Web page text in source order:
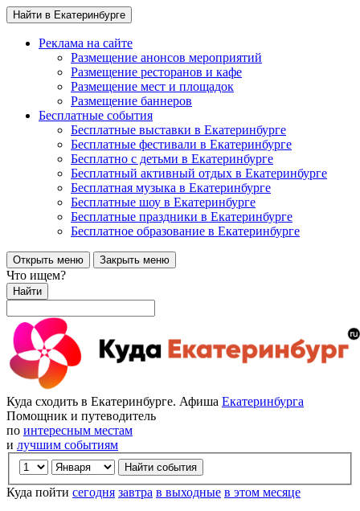
Найти в Екатеринбурге
Реклама на сайте
Размещение анонсов мероприятий
Размещение ресторанов и кафе
Размещение мест и площадок
Размещение баннеров
Бесплатные события
Бесплатные выставки в Екатеринбурге
Бесплатные фестивали в Екатеринбурге
Бесплатно с детьми в Екатеринбурге
Бесплатный активный отдых в Екатеринбурге
Бесплатная музыка в Екатеринбурге
Бесплатные шоу в Екатеринбурге
Бесплатные праздники в Екатеринбурге
Бесплатное образование в Екатеринбурге
Открыть меню Закрыть меню
Что ищем?
Найти
Куда сходить в Екатеринбурге. Афиша Екатеринбурга
Помощник и путеводитель
по интересным местам
и лучшим событиям
Куда пойти сегодня завтра в выходные в этом месяце